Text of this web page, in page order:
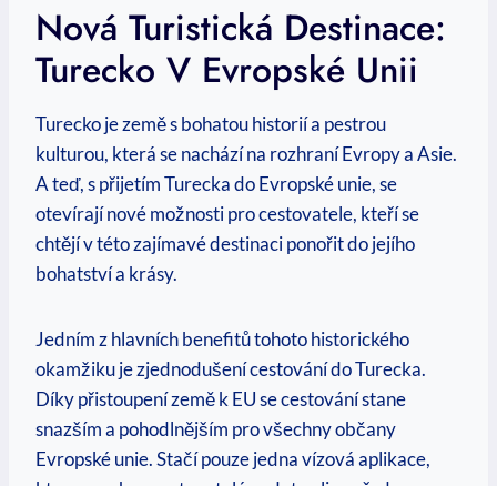
Nová Turistická Destinace:
Turecko V Evropské Unii
Turecko je země s bohatou historií a pestrou
kulturou, která se nachází na rozhraní Evropy a Asie.
A teď, s přijetím Turecka do Evropské unie, se
otevírají nové možnosti pro cestovatele, kteří se
chtějí v této zajímavé destinaci ponořit do jejího
bohatství a krásy.
Jedním z hlavních benefitů tohoto historického
okamžiku je zjednodušení cestování do Turecka.
Díky přistoupení země k EU se cestování stane
snazším a pohodlnějším pro všechny občany
Evropské unie. Stačí pouze jedna vízová aplikace,